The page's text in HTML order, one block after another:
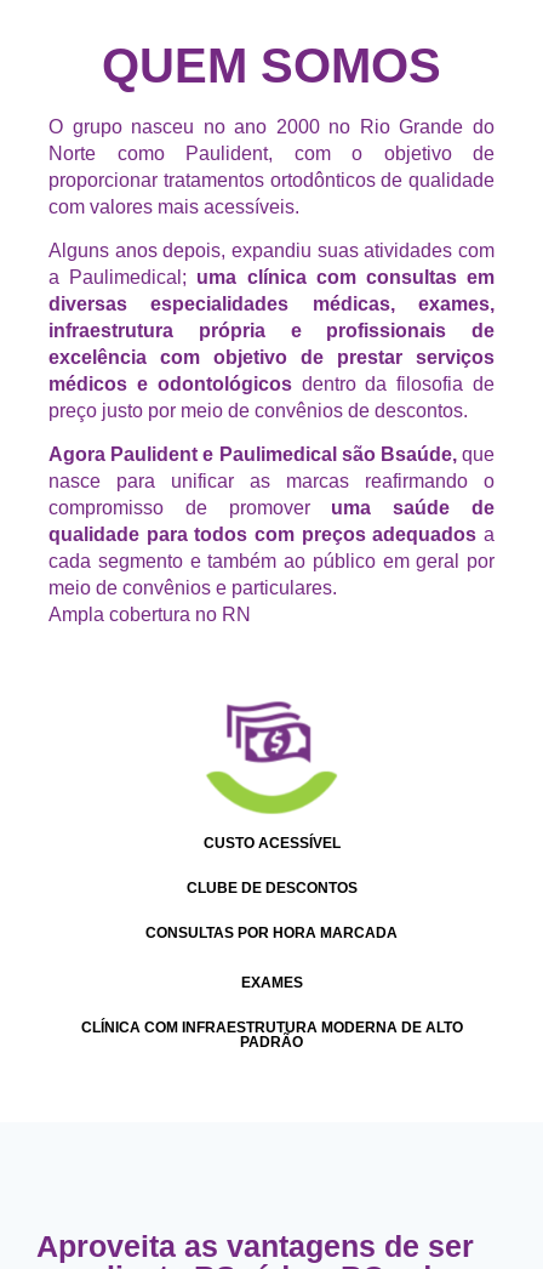
QUEM SOMOS
O grupo nasceu no ano 2000 no Rio Grande do
Norte como Paulident, com o objetivo de
proporcionar tratamentos ortodônticos de qualidade
com valores mais acessíveis.
Alguns anos depois, expandiu suas atividades com
a Paulimedical; uma clínica com consultas em
diversas especialidades médicas, exames,
infraestrutura própria e profissionais de
excelência com objetivo de prestar serviços
médicos e odontológicosdentro da filosofia de
preço justo por meio de convênios de descontos.
Agora Paulident e Paulimedical são Bsaúde,que
nasce para unificar as marcas reafirmando o
compromisso de promover uma saúde de
qualidade para todos com preços adequados a
cada segmento e também ao público em geral por
meio de convênios e particulares.
Ampla cobertura no RN
CUSTO ACESSÍVEL
CLUBE DE DESCONTOS
CONSULTAS POR HORA MARCADA
EXAMES
CLÍNICA COM INFRAESTRUTURA MODERNA DE ALTO
PADRÃO
Aproveita as vantagens de ser